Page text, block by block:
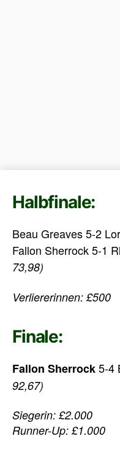
Halbfinale:
Beau Greaves 5-2
Fallon Sherrock 5-1
73,98)
Verliererinnen: £500
Finale:
Fallon Sherrock5-4
92,67)
Siegerin: £2.000
Runner-Up: £1.000